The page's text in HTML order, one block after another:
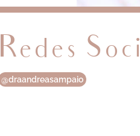
Redes
@draandreasampaio